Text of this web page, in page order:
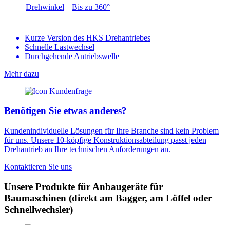
Drehwinkel Bis zu 360°
Kurze Version des HKS Drehantriebes
Schnelle Lastwechsel
Durchgehende Antriebswelle
Mehr dazu
Benötigen Sie etwas anderes?
Kundenindividuelle Lösungen für Ihre Branche sind kein Problem
für uns. Unsere 10-köpfige Konstruktionsabteilung passt jeden
Drehantrieb an Ihre technischen Anforderungen an.
Kontaktieren Sie uns
Unsere Produkte für Anbaugeräte für
Baumaschinen (direkt am Bagger, am Löffel oder
Schnellwechsler)